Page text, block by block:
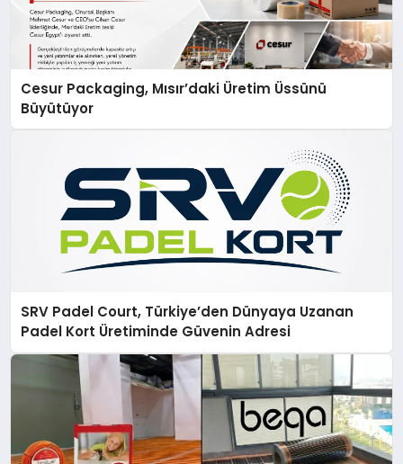
Cesur Packaging, Mısır’daki Üretim Üssünü
Büyütüyor
SRV Padel Court, Türkiye’den Dünyaya Uzanan
Padel Kort Üretiminde Güvenin Adresi